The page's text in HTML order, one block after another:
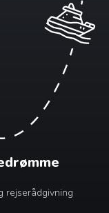
rejserådgivning